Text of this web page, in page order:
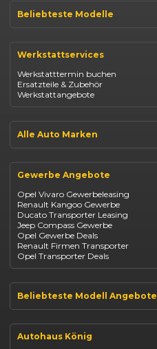
Beliebteste Modelle
Opel Corsa
Fiat 500
Dacia Duster
Dacia Sandero
Jeep Compass
Suzuki Vitara
Suzuki Swift
Mazda CX-30
Werkstattservices
Werkstatttermin buchen
Ersatzteile & Zubehör
Werkstattangebote
Alle Auto Marken
Opel
Fiat
Jeep
Suzuki
BYD
Kia
Mazda
Citroën
Abarth
Fiat Professional
Gewerbe Angebote
Opel Vivaro Gewerbeleasing
Renault Kangoo Gewerbe
Ducato Transporter Leasing
Jeep Compass Gewerbe
Opel Gewerbe Deals
Renault Firmen Transporter
Opel Transporter Deals
Beliebteste Modell Angebote
Renault Arkana Leasing
Renault Captur Leasing
Autohaus König